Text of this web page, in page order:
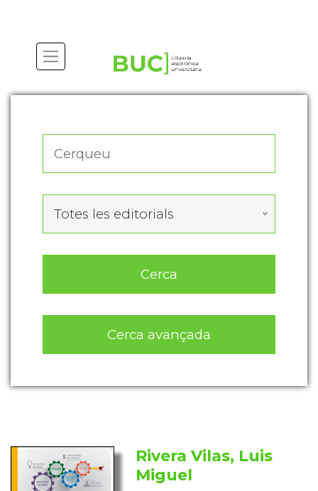
Totes les editorials
Cerca
Cerca avançada
Rivera Vilas, Luis
Miguel